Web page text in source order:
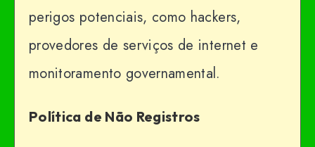
perigos potenciais, como hackers,
provedores de serviços de internet e
monitoramento governamental.
Política de Não Registros